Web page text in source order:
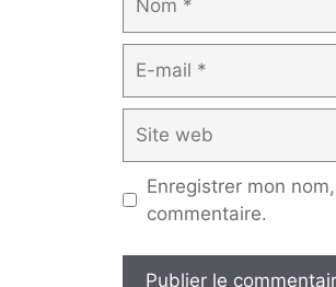
mail
web
Enregistrer mon
commentaire.